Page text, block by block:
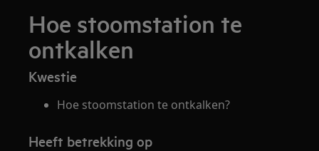
Hoe stoomstation te
ontkalken
Kwestie
Hoe stoomstation te ontkalken?
Heeft betrekking op